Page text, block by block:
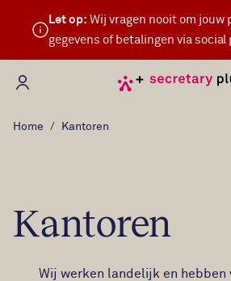
Let op: Wij vragen nooit om jouw
gegevens of betalingen via
Mijn Secretary Plus
Home Kantoren
Kantoren
Wij werken landelijk en hebben